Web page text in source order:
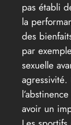
pas établi
la
des
par
sexuelle
agressivité.
avoir un